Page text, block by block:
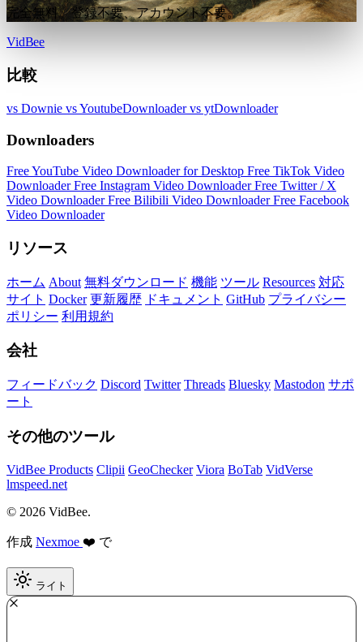
完全無料。登録不要、アカウント不要。
VidBee
比較
vs Downie vs YoutubeDownloadervs ytDownloader
Downloaders
Free YouTube Video Downloader for Desktop Free TikTok Video
DownloaderFree Instagram Video DownloaderFree Twitter / X
Video DownloaderFree Bilibili Video DownloaderFree Facebook
Video Downloader
リソース
ホーム About 無料ダウンロード 機能 ツール Resources 対応
サイト Docker 更新履歴 ドキュメント GitHub プライバシー
ポリシー 利用規約
会社
フィードバック Discord Twitter Threads Bluesky Mastodon サポ
ート
その他のツール
VidBee Products Clipii GeoChecker Viora BoTab VidVerse
lmspeed.net
© 2026 VidBee.
作成 Nexmoe ❤️ で
ライト